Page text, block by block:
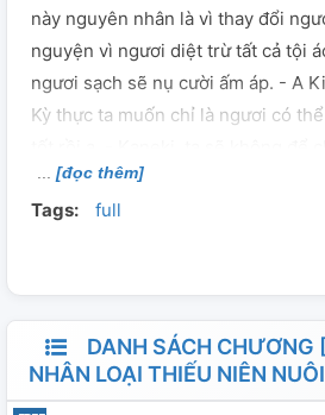
này nguyên nhân là vì thay đổi
nguyện vì ngươi diệt trừ tất cả tội
ngươi sạch sẽ nụ cười ấm áp. - A
Kỳ thực ta muốn chỉ là ngươi có
khứ của ta. *** CP song Ken, lôi
dung nhãn mác: Thiếu niên mạn
Kaneki Ken, song Ken
[đọc thêm]
Tags: full
DANH SÁCH CHƯƠNG
NHÂN LOẠI THIẾU NIÊN